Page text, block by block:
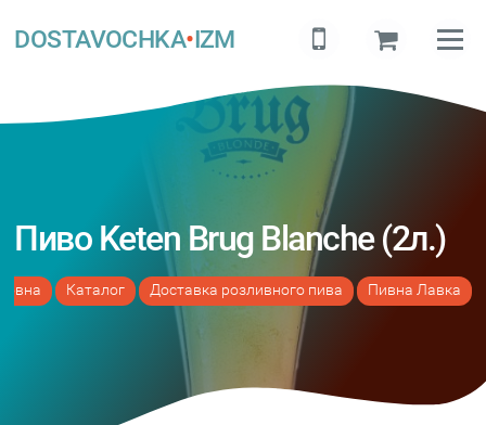
DOSTAVOCHKA•IZM
Пиво Keten Brug Blanche (2л.)
Каталог Доставка розливного пива Пивна Лавка